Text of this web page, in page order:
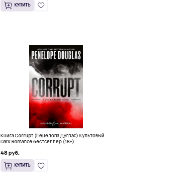
КУПИТЬ
Книга Corrupt (Пенелопа Дуглас) Культовый
Dark Romance бестселлер (18+)
48 руб.
КУПИТЬ